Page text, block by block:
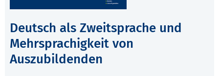
Deutsch als Zweitsprache und
Mehrsprachigkeit von
Auszubildenden